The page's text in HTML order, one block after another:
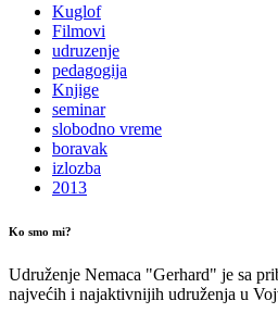
Kuglof
Filmovi
udruzenje
pedagogija
Knjige
seminar
slobodno vreme
boravak
izlozba
2013
Ko smo mi?
Udruženje Nemaca "Gerhard" je sa
najvećih i najaktivnijih udruženja u